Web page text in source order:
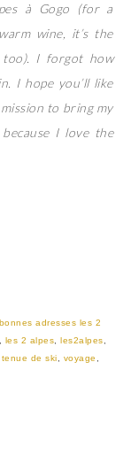
à Gogo (for a
wine, it’s the
too). I forgot how
I hope you’ll like
to bring my
I love the
bonnes adresses les 2
les 2 alpes,les2alpes,
tenue de ski, voyage ,